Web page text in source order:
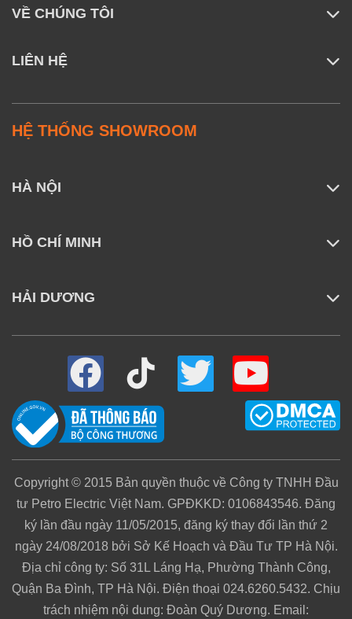
VỀ CHÚNG TÔI
LIÊN HỆ
HỆ THỐNG SHOWROOM
HÀ NỘI
HỒ CHÍ MINH
HẢI DƯƠNG
Copyright © 2015 Bản quyền thuộc về Công ty TNHH Đầu
tư Petro Electric Việt Nam. GPĐKKD: 0106843546. Đăng
ký lần đầu ngày 11/05/2015, đăng ký thay đổi lần thứ 2
ngày 24/08/2018 bởi Sở Kế Hoạch và Đầu Tư TP Hà Nội.
Địa chỉ công ty: Số 31L Láng Hạ, Phường Thành Công,
Quận Ba Đình, TP Hà Nội. Điện thoại 024.6260.5432. Chịu
trách nhiệm nội dung: Đoàn Quý Dương. Email: